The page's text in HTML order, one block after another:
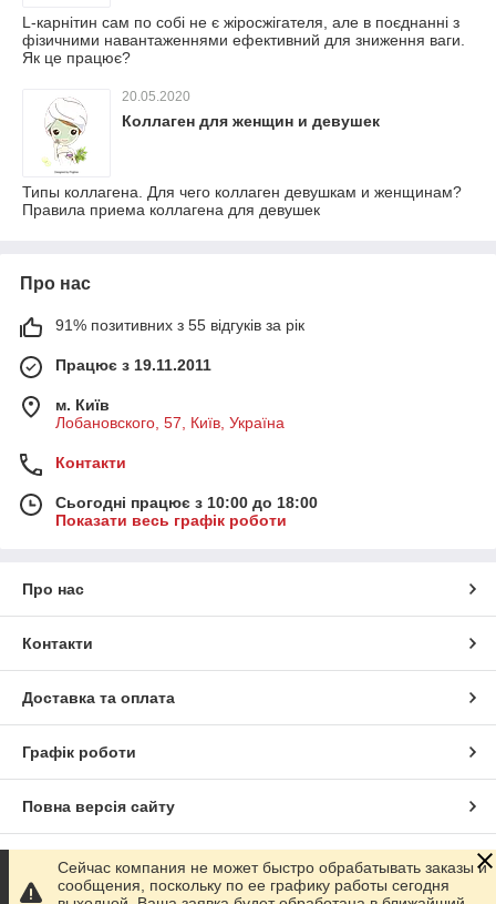
L-карнітин сам по собі не є жіросжігателя, але в поєднанні з
фізичними навантаженнями ефективний для зниження ваги.
Як це працює?
20.05.2020
Коллаген для женщин и девушек
Типы коллагена. Для чего коллаген девушкам и женщинам?
Правила приема коллагена для девушек
Про нас
91% позитивних з 55 відгуків за рік
Працює з 19.11.2011
м. Київ
Лобановского, 57, Київ, Україна
Контакти
Сьогодні працює з 10:00 до 18:00
Показати весь графік роботи
Про нас
Контакти
Доставка та оплата
Графік роботи
Повна версія сайту
Сайт створено на маркетплейсі Prom.ua
Сейчас компания не может быстро обрабатывать заказы и
сообщения, поскольку по ее графику работы сегодня